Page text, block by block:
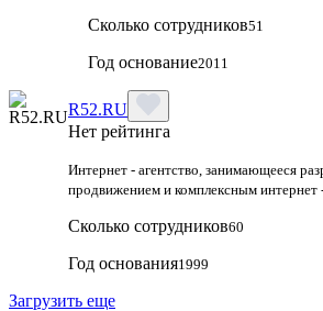
Сколько сотрудников51
Год основание2011
R52.RU
Нет рейтинга
Интернет - агентство, занимающееся
продвижением и комплексным интернет
Сколько сотрудников60
Год основания1999
Загрузить еще